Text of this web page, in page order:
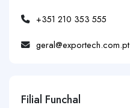
+351 210 353 555
geral@exportech.com.pt
Filial Funchal